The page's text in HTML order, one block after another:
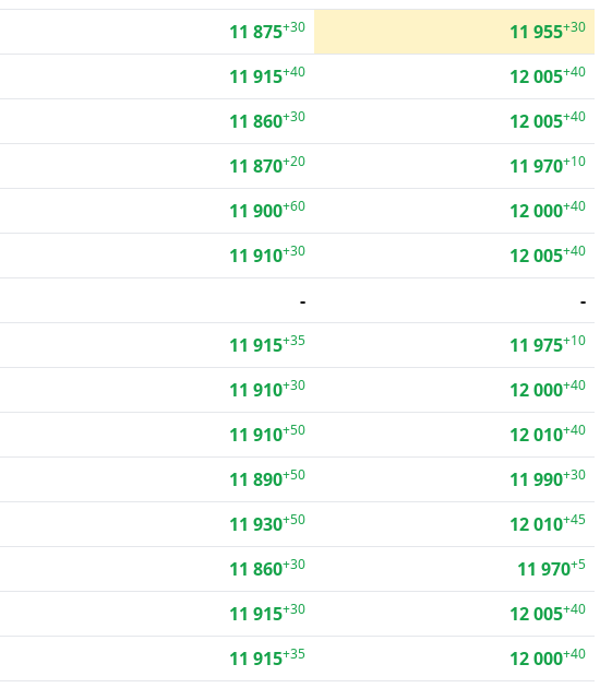
11 875+30 11 955+30
11 915+40 12 005+40
11 860+30 12 005+40
11 870+20 11 970+10
11 900+60 12 000+40
11 910+30 12 005+40
-
-
11 915+35 11 975+10
11 910+30 12 000+40
11 910+50 12 010+40
11 890+50 11 990+30
11 930+50 12 010+45
11 860+30 11 970+5
11 915+30 12 005+40
11 915+35 12 000+40